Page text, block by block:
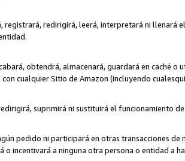
registrará, redirigirá, leerá, interpretará ni
obtendrá, almacenará, guardará en caché
cualquier Sitio de Amazon (incluyendo
suprimirá ni sustituirá el funcionamiento
pedido ni participará en otras transacciones
o incentivará a ninguna otra persona o entidad a